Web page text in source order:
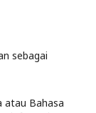
sebagai
atau Bahasa